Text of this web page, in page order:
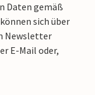
Daten gemäß
können sich über
Newsletter
E-Mail oder,